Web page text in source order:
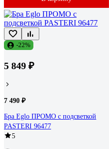
-22%
5 849 ₽
7 490 ₽
Бра Eglo ПРОМО с подсветкой
PASTERI 96477
5